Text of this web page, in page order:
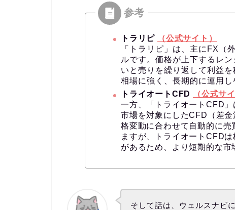
トラリピ
（公式サイト）
「トラリピ」は、主にFX（
ルです。価格が上下するレ
いと売りを繰り返して利益
相場に強く、長期的に運用し
トライオートCFD
（公式サ
一方、「トライオートCFD
市場を対象にしたCFD（差
格変動に合わせて自動的に
ますが、トライオートCFD
があるため、より短期的な市
そして話は、ウェルスナビ